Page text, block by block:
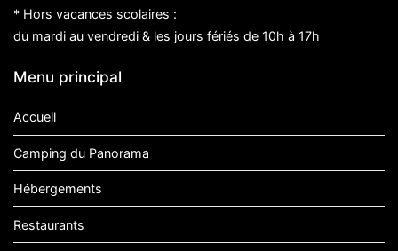
* Hors vacances scolaires :
du mardi au vendredi & les jours fériés de 10h à 17h
Menu principal
Accueil
Camping du Panorama
Hébergements
Restaurants